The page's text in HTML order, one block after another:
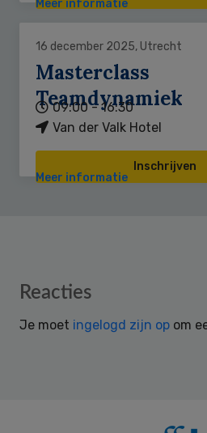
Meer informatie
16 december 2025, Utrecht
Masterclass
Teamdynamiek
09:00 - 16:30
Van der Valk Hotel
Inschrijven
Meer informatie
Reader
Reacties
Je moet ingelogd zijn op om